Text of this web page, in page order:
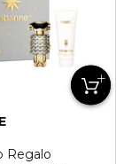
Regalo